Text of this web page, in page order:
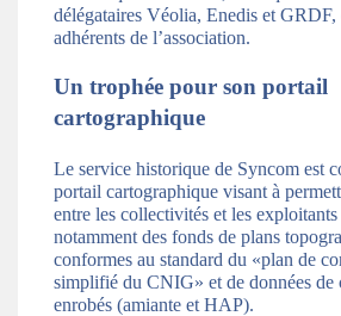
délégataires Véolia, Enedis et GRDF,
adhérents de l’association.
Un trophée pour son portail
cartographique
Le service historique de Syncom est
portail cartographique visant à
entre les collectivités et les exploitants
notamment des fonds de plans
conformes au standard du «plan de
simplifié du CNIG» et de données de
enrobés (amiante et HAP).